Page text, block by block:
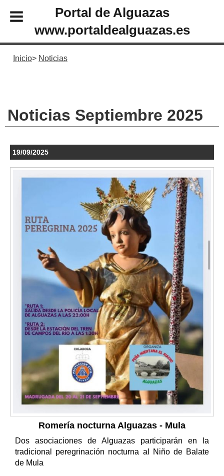
Portal de Alguazas
www.portaldealguazas.es
Inicio Noticias
Noticias Septiembre 2025
19/09/2025
Romería nocturna Alguazas - Mula
Dos asociaciones de Alguazas participarán en la
tradicional peregrinación nocturna al Niño de Balate
de Mula